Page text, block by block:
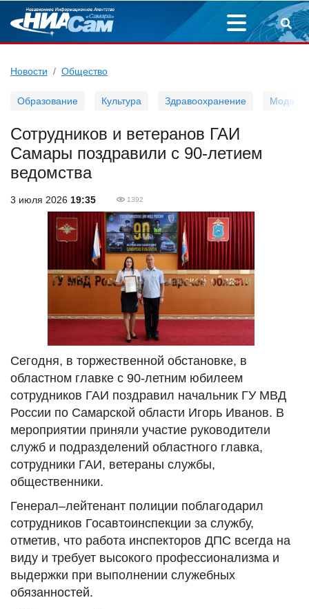
Новости Общество
Образование Культура Здравоохранение Мода
Сотрудников и ветеранов ГАИ
Самары поздравили с 90-летием
ведомства
3 июля 2026 19:35 1392
Сегодня, в торжественной обстановке, в
областном главке с 90-летним юбилеем
сотрудников ГАИ поздравил начальник ГУ МВД
России по Самарской области Игорь Иванов. В
мероприятии приняли участие руководители
служб и подразделений областного главка,
сотрудники ГАИ, ветераны службы,
общественники.
Генерал–лейтенант полиции поблагодарил
сотрудников Госавтоинспекции за службу,
отметив, что работа инспекторов ДПС всегда на
виду и требует высокого профессионализма и
выдержки при выполнении служебных
обязанностей.